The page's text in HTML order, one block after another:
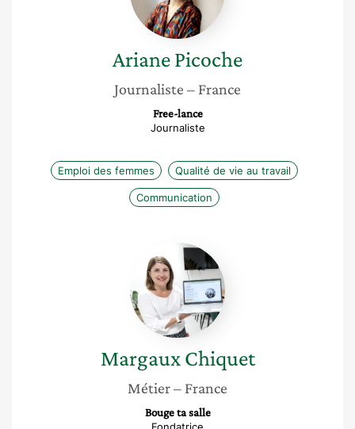
ArianePicoche
Journaliste – France
Free-lance
Journaliste
Emploi des femmes Qualité de vie au travail
Communication
Margaux
Chiquet
Margaux Chiquet
Métier– France
Bouge ta salle